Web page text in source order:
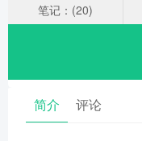
笔记：(20)
简介 评论